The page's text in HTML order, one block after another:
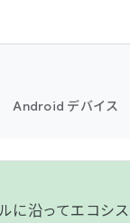
Android デバイス
に沿ってエコシ